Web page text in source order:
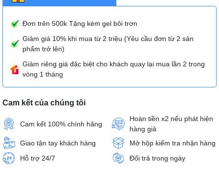
Đơn trên 500k Tặng kèm gel bôi trơn
Giảm giá 10% khi mua từ 2 triệu (Yêu cầu đơn từ 2 sản
phẩm trở lên)
Giảm riêng giá đặc biệt cho khách quay lại mua lần 2 trong
vòng 1 tháng
Cam kết của chúng tôi
Cam kết 100% chính hãng
Hoàn tiền x2 nếu phát hiện
hàng giả
Giao tận tay khách hàng
Mở hộp kiểm tra nhận hàng
Hỗ trợ 24/7
Đổi trả trong ngày